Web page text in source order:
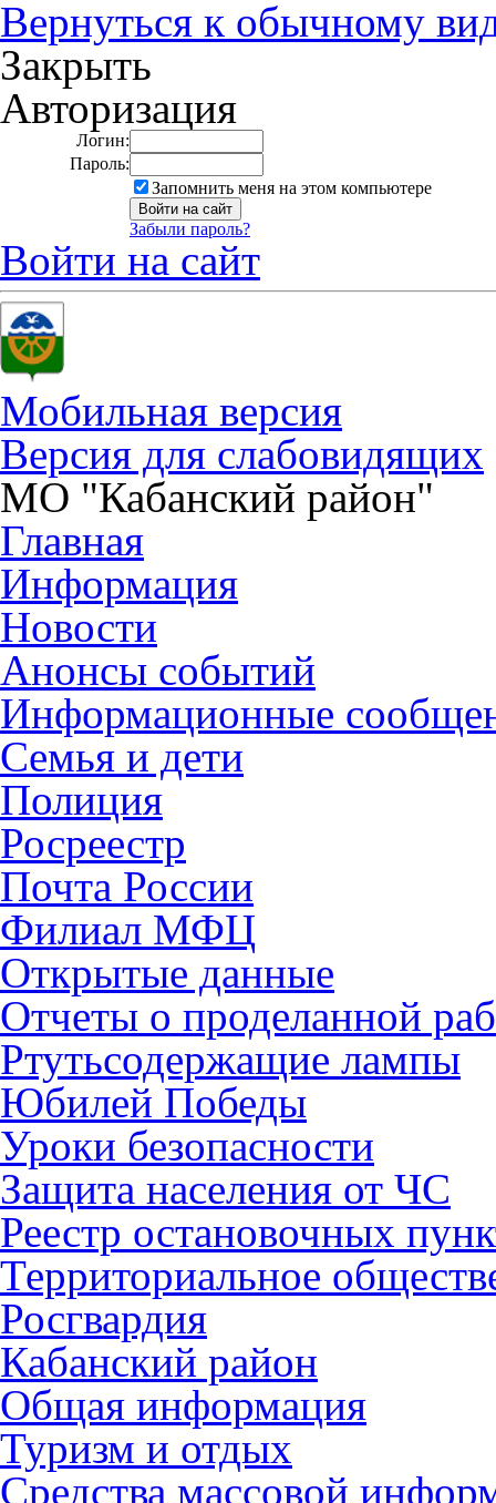
Вернуться к обычному
Закрыть
Авторизация
Логин:
Пароль:
Запомнить меня на этом компьютере
Забыли пароль?
Войти на сайт
Мобильная версия
Версия для слабовидящих
МО "Кабанский район"
Главная
Информация
Новости
Анонсы событий
Информационные
Семья и дети
Полиция
Росреестр
Почта России
Филиал МФЦ
Открытые данные
Отчеты о проделанной
Ртутьсодержащие лампы
Юбилей Победы
Уроки безопасности
Защита населения от ЧС
Реестр остановочных
Территориальное
Росгвардия
Кабанский район
Общая информация
Туризм и отдых
Средства массовой